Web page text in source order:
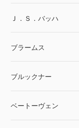
Ｊ．Ｓ．バッハ
ブラームス
ブルックナー
ベートーヴェン